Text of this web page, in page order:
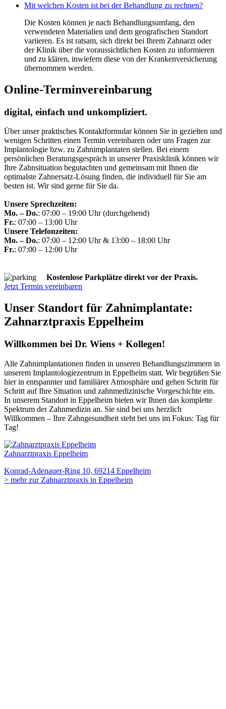
Mit welchen Kosten ist bei der Behandlung zu rechnen?
Die Kosten können je nach Behandlungsumfang, den
verwendeten Materialien und dem geografischen Standort
variieren. Es ist ratsam, sich direkt bei Ihrem Zahnarzt oder
der Klinik über die voraussichtlichen Kosten zu informieren
und zu klären, inwiefern diese von der Krankenversicherung
übernommen werden.
Online-Terminvereinbarung
digital, einfach und unkompliziert.
Über unser praktisches Kontaktformular können Sie in gezielten und
wenigen Schritten einen Termin vereinbaren oder uns Fragen zur
Implantologie bzw. zu Zahnimplantaten stellen. Bei einem
persönlichen Beratungsgespräch in unserer Praxisklinik können wir
Ihre Zahnsituation begutachten und gemeinsam mit Ihnen die
optimalste Zahnersatz-Lösung finden, die individuell für Sie am
besten ist. Wir sind gerne für Sie da.
Unsere Sprechzeiten:
Mo. – Do.: 07:00 – 19:00 Uhr (durchgehend)
Fr.: 07:00 – 13:00 Uhr
Unsere Telefonzeiten:
Mo. – Do.: 07:00 – 12:00 Uhr & 13:00 – 18:00 Uhr
Fr.: 07:00 – 12:00 Uhr
Kostenlose Parkplätze direkt vor der Praxis.
Jetzt Termin vereinbaren
Unser Standort für Zahnimplantate:
Zahnarztpraxis Eppelheim
Willkommen bei Dr. Wiens + Kollegen!
Alle Zahnimplantationen finden in unseren Behandlungszimmern in
unserem Implantologiezentrum in Eppelheim statt. Wir begrüßen Sie
hier in entspannter und familiärer Atmosphäre und gehen Schritt für
Schritt auf Ihre Situation und zahnmedizinische Vorgeschichte ein.
In unserem Standort in Eppelheim bieten wir Ihnen das komplette
Spektrum der Zahnmedizin an. Sie sind bei uns herzlich
Willkommen – Ihre Zahngesundheit steht bei uns im Fokus: Tag für
Tag!
Zahnarztpraxis Eppelheim
Konrad-Adenauer-Ring 10, 69214 Eppelheim
> mehr zur Zahnarztpraxis in Eppelheim